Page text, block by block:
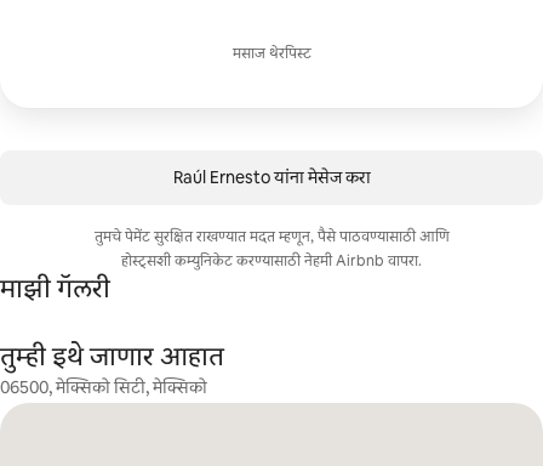
मसाज थेरपिस्ट
Raúl Ernesto यांना मेसेज करा
तुमचे पेमेंट सुरक्षित राखण्यात मदत म्हणून, पैसे पाठवण्यासाठी आणि
होस्ट्सशी कम्युनिकेट करण्यासाठी नेहमी Airbnb वापरा.
माझी गॅलरी
तुम्ही इथे जाणार आहात
06500, मेक्सिको सिटी, मेक्सिको